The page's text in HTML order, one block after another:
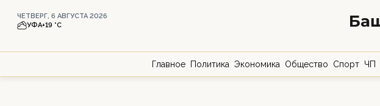
ЧЕТВЕРГ, 6 АВГУСТА 2026
УФА+19 °С
Главное Политика Экономика Общество Спорт ЧП